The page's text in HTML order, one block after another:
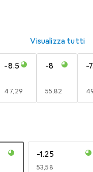
Visualizza tutti
-8.5
EUR
47,29
-8
EUR
55,82
-
-1.25
EUR
53,58